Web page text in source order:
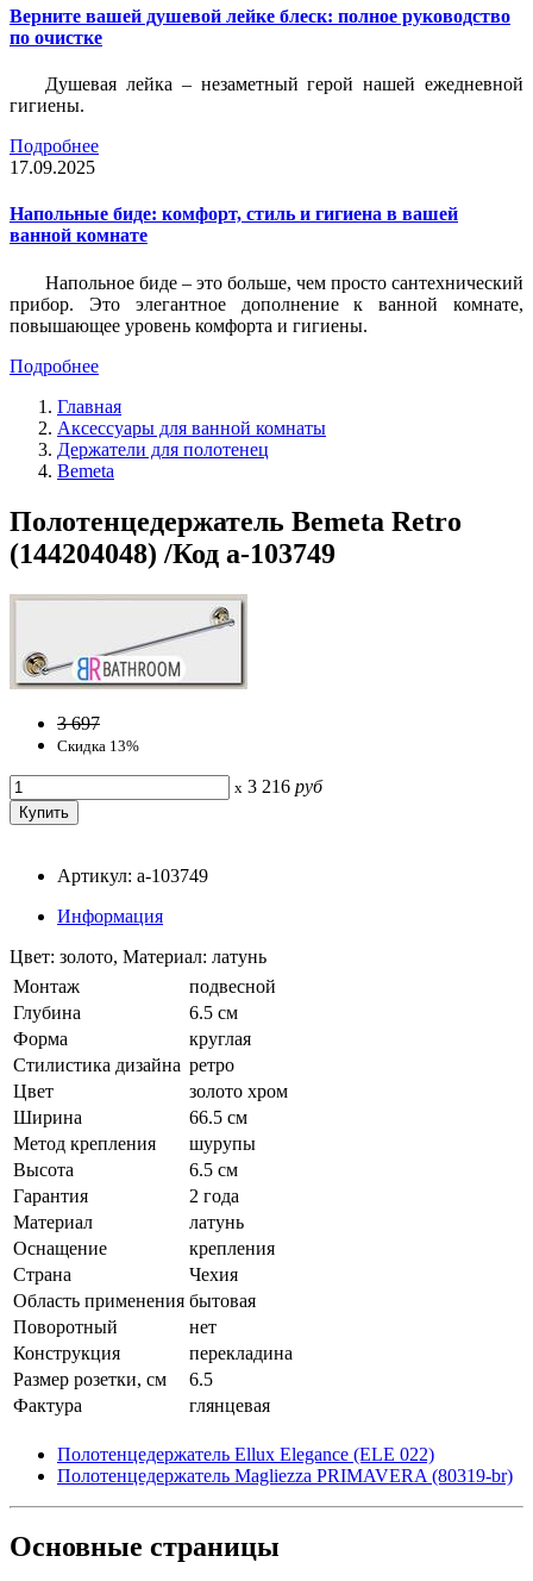
Верните вашей душевой лейке блеск: полное руководство
по очистке
Душевая лейка – незаметный герой нашей ежедневной
гигиены.
Подробнее
17.09.2025
Напольные биде: комфорт, стиль и гигиена в вашей
ванной комнате
Напольное биде – это больше, чем просто сантехнический
прибор. Это элегантное дополнение к ванной комнате,
повышающее уровень комфорта и гигиены.
Подробнее
Главная
Аксессуары для ванной комнаты
Держатели для полотенец
Bemeta
Полотенцедержатель Bemeta Retro
(144204048) /Код a-103749
3 697
Скидка 13%
x 3 216 руб
Артикул: a-103749
Информация
Цвет: золото, Материал: латунь
Монтаж
подвесной
Глубина
6.5 см
Форма
круглая
Стилистика дизайна ретро
Цвет
золото хром
Ширина
66.5 см
Метод крепления
шурупы
Высота
6.5 см
Гарантия
2 года
Материал
латунь
Оснащение
крепления
Страна
Чехия
Область применения бытовая
Поворотный
нет
Конструкция
перекладина
Размер розетки, см
6.5
Фактура
глянцевая
Полотенцедержатель Ellux Elegance (ELE 022)
Полотенцедержатель Magliezza PRIMAVERA (80319-br)
Основные страницы